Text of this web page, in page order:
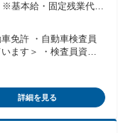
※基本給・固定残業代・
万円（固定残業時間：1
えた勤務時間について
員に一律で支払われる
2級 10,000円 ■検査員
経験を考慮の上決定
免許 ・自動車検査員
・地元で長く働きたい
がある方
詳細を見る